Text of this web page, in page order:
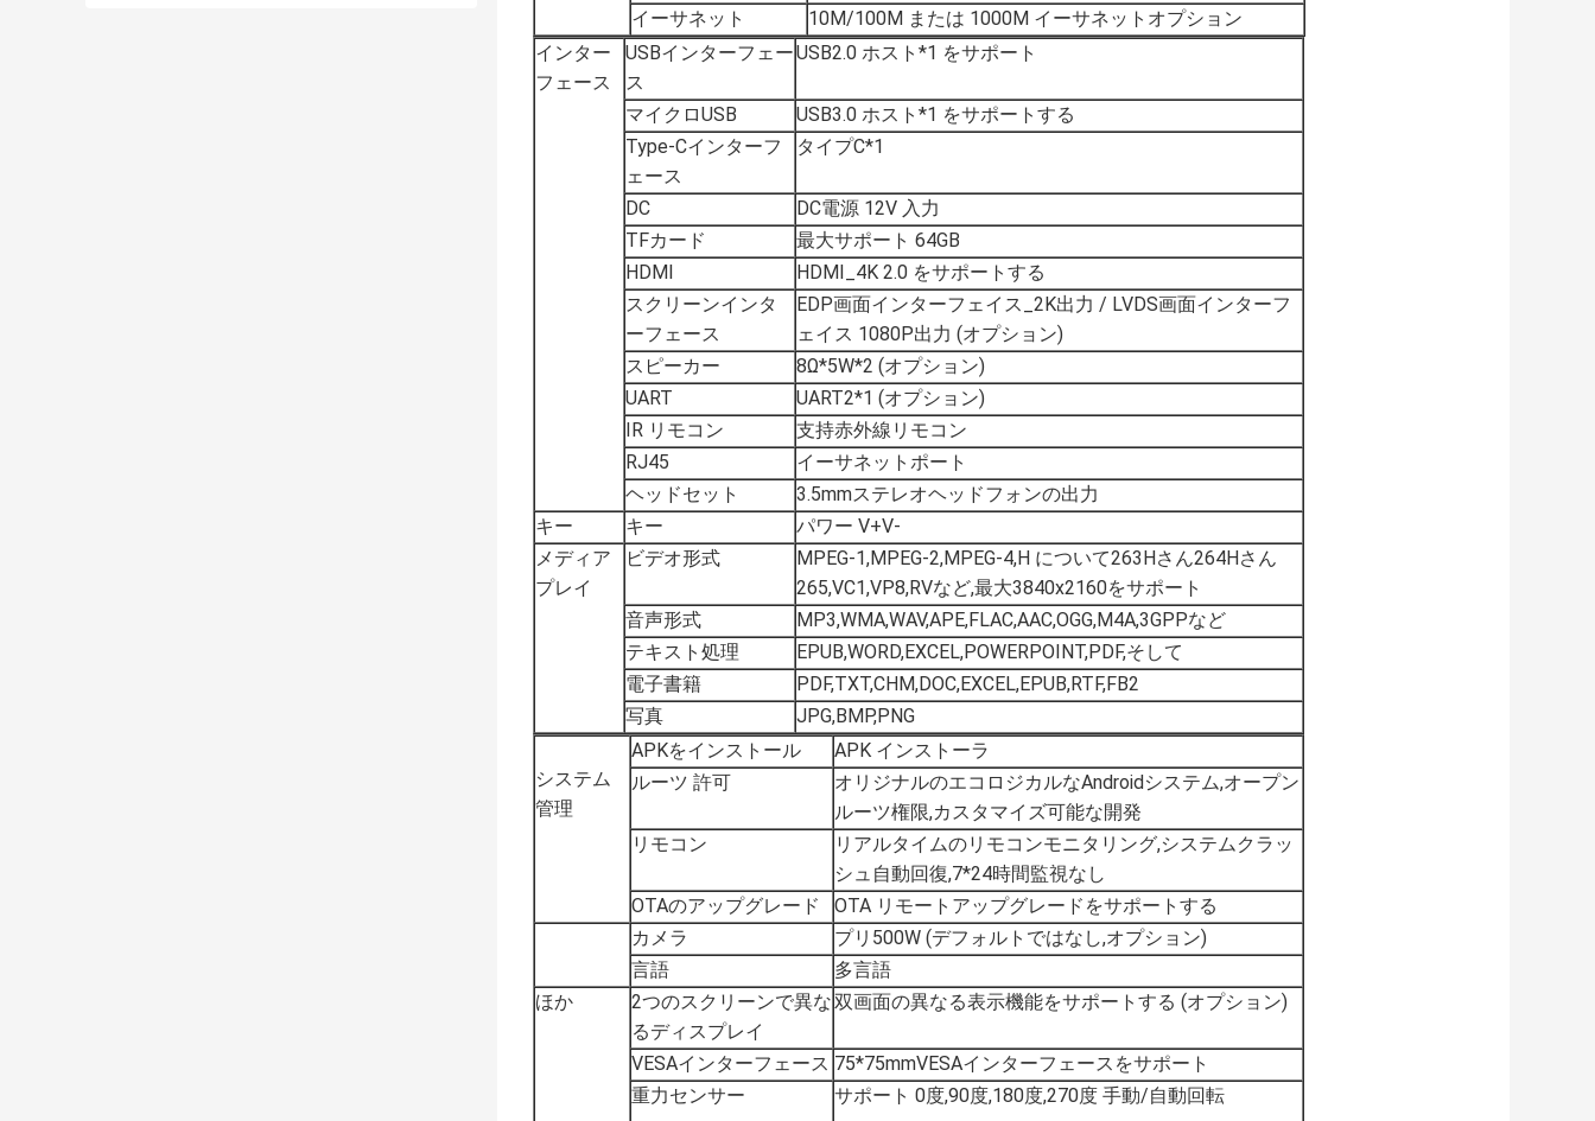
イーサネット
10M/100M または 1000M イーサネットオプション
インター
フェース
USBインターフェー
ス
USB2.0 ホスト*1 をサポート
マイクロUSB
USB3.0 ホスト*1 をサポートする
Type-Cインターフ
ェース
タイプC*1
DC
DC電源 12V 入力
TFカード
最大サポート 64GB
HDMI
HDMI_4K 2.0 をサポートする
スクリーンインタ
ーフェース
EDP画面インターフェイス_2K出力 / LVDS画面インターフ
ェイス 1080P出力 (オプション)
スピーカー
8Ω*5W*2 (オプション)
UART
UART2*1 (オプション)
IR リモコン
支持赤外線リモコン
RJ45
イーサネットポート
ヘッドセット
3.5mmステレオヘッドフォンの出力
キー
キー
パワー V+V-
メディア
プレイ
ビデオ形式
MPEG-1,MPEG-2,MPEG-4,H について263Hさん264Hさん
265,VC1,VP8,RVなど,最大3840x2160をサポート
音声形式
MP3,WMA,WAV,APE,FLAC,AAC,OGG,M4A,3GPPなど
テキスト処理
EPUB,WORD,EXCEL,POWERPOINT,PDF,そして
電子書籍
PDF,TXT,CHM,DOC,EXCEL,EPUB,RTF,FB2
写真
JPG,BMP,PNG
システム
管理
APKをインストール
APK インストーラ
ルーツ 許可
オリジナルのエコロジカルなAndroidシステム,オープン
ルーツ権限,カスタマイズ可能な開発
リモコン
リアルタイムのリモコンモニタリング,システムクラッ
シュ自動回復,7*24時間監視なし
OTAのアップグレード
OTA リモートアップグレードをサポートする
カメラ
プリ500W (デフォルトではなし,オプション)
言語
多言語
ほか
2つのスクリーンで異な
るディスプレイ
双画面の異なる表示機能をサポートする (オプション)
VESAインターフェース 75*75mmVESAインターフェースをサポート
重力センサー
サポート 0度,90度,180度,270度 手動/自動回転